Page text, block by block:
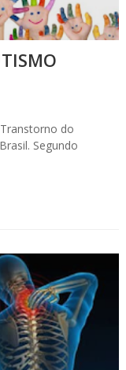
do
Segundo